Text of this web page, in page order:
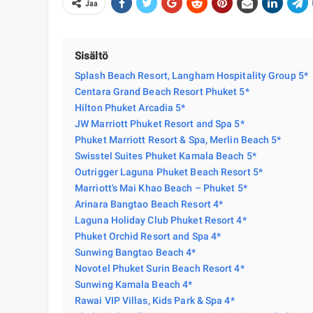
Jaa
Sisältö
Splash Beach Resort, Langham Hospitality Group 5*
Centara Grand Beach Resort Phuket 5*
Hilton Phuket Arcadia 5*
JW Marriott Phuket Resort and Spa 5*
Phuket Marriott Resort & Spa, Merlin Beach 5*
Swisstel Suites Phuket Kamala Beach 5*
Outrigger Laguna Phuket Beach Resort 5*
Marriott's Mai Khao Beach – Phuket 5*
Arinara Bangtao Beach Resort 4*
Laguna Holiday Club Phuket Resort 4*
Phuket Orchid Resort and Spa 4*
Sunwing Bangtao Beach 4*
Novotel Phuket Surin Beach Resort 4*
Sunwing Kamala Beach 4*
Rawai VIP Villas, Kids Park & ​​Spa 4*